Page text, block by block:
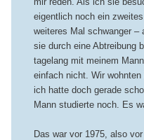
eigentlich noch ein
weiteres Mal schwanger –
sie durch eine Abtreibung
tagelang mit meinem
einfach nicht. Wir
ich hatte doch gerade
Mann studierte noch. Es
Das war vor 1975, also